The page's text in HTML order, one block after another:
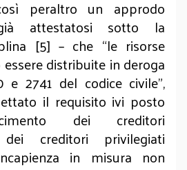
peraltro un approdo
attestatosi sotto la
[5] – che “le risorse
distribuite in deroga
2741 del codice civile”,
il requisito ivi posto
dei creditori
creditori privilegiati
in misura non